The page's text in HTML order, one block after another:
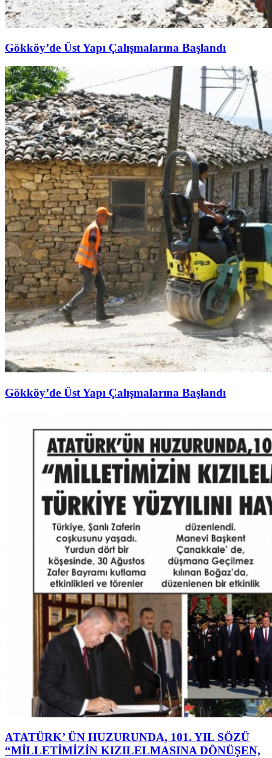
Gökköy’de Üst Yapı Çalışmalarına Başlandı
Gökköy’de Üst Yapı Çalışmalarına Başlandı
ATATÜRK’ ÜN HUZURUNDA, 101. YIL SÖZÜ
“MİLLETİMİZİN KIZILELMASINA DÖNÜŞEN,